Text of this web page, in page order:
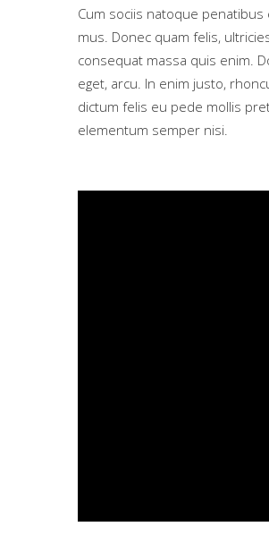
Cum sociis natoque
mus. Donec quam felis,
consequat massa quis enim.
eget, arcu. In enim justo,
dictum felis eu pede mollis
elementum semper nisi.